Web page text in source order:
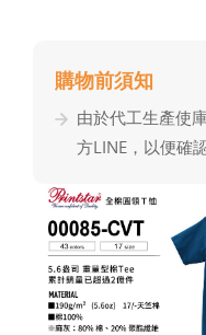
購物前須知
由於代⼯⽣產使
⽅LINE，以便確